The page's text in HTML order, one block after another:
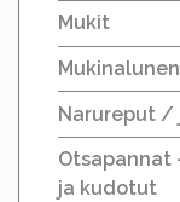
Mukit
Narureput /
Otsapannat
ja kudotut